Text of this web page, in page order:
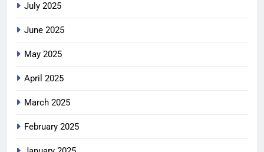
July 2025
June 2025
May 2025
April 2025
March 2025
February 2025